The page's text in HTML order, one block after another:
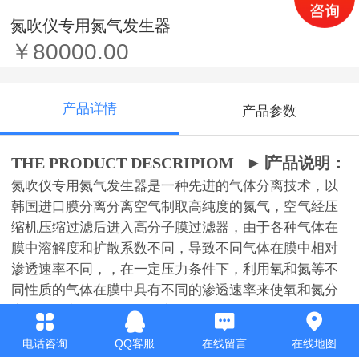
氮吹仪专用氮气发生器
￥80000.00
产品详情 产品参数
THE PRODUCT DESCRIPIOM ► ∣产品说明：
氮吹仪专用氮气发生器是一种先进的气体分离技术，以
韩国进口膜分离分离空气制取高纯度的氮气，空气经压
缩机压缩过滤后进入高分子膜过滤器，由于各种气体在
膜中溶解度和扩散系数不同，导致不同气体在膜中相对
渗透速率不同，，在一定压力条件下，利用氧和氮等不
同性质的气体在膜中具有不同的渗透速率来使氧和氮分
离。和其它制氮设备相比它具有结构更为简单、体积更
小、无切换阀门、维护量更少、产气更快
、增
容方便等优点。
电话咨询 QQ客服 在线留言 在线地图